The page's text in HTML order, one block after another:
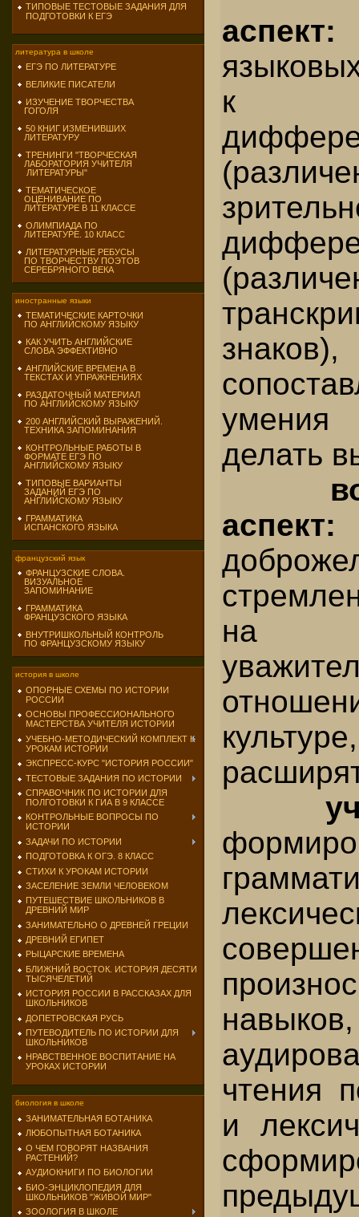
ТИПОВЫЕ ТЕСТОВЫЕ ЗАДАНИЯ ДЛЯ
ПОДГОТОВКИ К ЕГЭ
литература в школе
ЕГЭ ПО ЛИТЕРАТУРЕ
ВЕЛИКИЕ ПИСАТЕЛИ
ИЗУЧЕНИЕ ТВОРЧЕСТВА
ГОГОЛЯ
50 КНИГ ИЗМЕНИВШИХ
ЛИТЕРАТУРУ
ТРЕНИНГИ "ТВОРЧЕСКАЯ
ЛАБОРАТОРИЯ УЧИТЕЛЯ
ЛИТЕРАТУРЫ"
ТЕМАТИЧЕСКОЕ
ОЦЕНИВАНИЕ ПО
ЛИТЕРАТУРЕ В 11 КЛАССЕ
ОЛИМПИАДА ПО
ЛИТЕРАТУРЕ. 10 КЛАСС
ЛИТЕРАТУРНЫЕ РЕБУСЫ
ПО ТВОРЧЕСТВУ ПОЭТОВ
СЕРЕБРЯНОГО ВЕКА
иностранные языки
ТЕМАТИЧЕСКИЕ КАРТОЧКИ
ПО АНГЛИЙСКОМУ ЯЗЫКУ
КАК УЧИТЬ АНГЛИЙСКИЕ
СЛОВА ЭФФЕКТИВНО
АНГЛИЙСКИЕ ВРЕМЕНА В
ТЕКСТАХ И УПРАЖНЕНИЯХ
РАЗДАТОЧНЫЙ МАТЕРИАЛ
ПО АНГЛИЙСКОМУ ЯЗЫКУ
200 АНГЛИЙСКИЙ ВЫРАЖЕНИЙ.
ТЕХНИКА ЗАПОМИНАНИЯ
КОНТРОЛЬНЫЕ РАБОТЫ В
ФОРМАТЕ ЕГЭ ПО
АНГЛИЙСКОМУ ЯЗЫКУ
ТИПОВЫЕ ВАРИАНТЫ
ЗАДАНИЙ ЕГЭ ПО
АНГЛИЙСКОМУ ЯЗЫКУ
ГРАММАТИКА
ИСПАНСКОГО ЯЗЫКА
французский язык
ФРАНЦУЗСКИЕ СЛОВА.
ВИЗУАЛЬНОЕ
ЗАПОМИНАНИЕ
ГРАММАТИКА
ФРАНЦУЗСКОГО ЯЗЫКА
ВНУТРИШКОЛЬНЫЙ КОНТРОЛЬ
ПО ФРАНЦУЗСКОМУ ЯЗЫКУ
история в школе
ОПОРНЫЕ СХЕМЫ ПО ИСТОРИИ
РОССИИ
ОСНОВЫ ПРОФЕССИОНАЛЬНОГО
МАСТЕРСТВА УЧИТЕЛЯ ИСТОРИИ
УЧЕБНО-МЕТОДИЧЕСКИЙ КОМПЛЕКТ К
УРОКАМ ИСТОРИИ
ЭКСПРЕСС-КУРС "ИСТОРИЯ РОССИИ"
ТЕСТОВЫЕ ЗАДАНИЯ ПО ИСТОРИИ
СПРАВОЧНИК ПО ИСТОРИИ ДЛЯ
ПОЛГОТОВКИ К ГИА В 9 КЛАССЕ
КОНТРОЛЬНЫЕ ВОПРОСЫ ПО
ИСТОРИИ
ЗАДАЧИ ПО ИСТОРИИ
ПОДГОТОВКА К ОГЭ. 8 КЛАСС
СТИХИ К УРОКАМ ИСТОРИИ
ЗАСЕЛЕНИЕ ЗЕМЛИ ЧЕЛОВЕКОМ
ПУТЕШЕСТВИЕ ШКОЛЬНИКОВ В
ДРЕВНИЙ МИР
ЗАНИМАТЕЛЬНО О ДРЕВНЕЙ ГРЕЦИИ
ДРЕВНИЙ ЕГИПЕТ
РЫЦАРСКИЕ ВРЕМЕНА
БЛИЖНИЙ ВОСТОК. ИСТОРИЯ ДЕСЯТИ
ТЫСЯЧЕЛЕТИЙ
ИСТОРИЯ РОССИИ В РАССКАЗАХ ДЛЯ
ШКОЛЬНИКОВ
ДОПЕТРОВСКАЯ РУСЬ
ПУТЕВОДИТЕЛЬ ПО ИСТОРИИ ДЛЯ
ШКОЛЬНИКОВ
НРАВСТВЕННОЕ ВОСПИТАНИЕ НА
УРОКАХ ИСТОРИИ
биология в школе
ЗАНИМАТЕЛЬНАЯ БОТАНИКА
ЛЮБОПЫТНАЯ БОТАНИКА
О ЧЕМ ГОВОРЯТ НАЗВАНИЯ
РАСТЕНИЙ?
АУДИОКНИГИ ПО БИОЛОГИИ
БИО-ЭНЦИКЛОПЕДИЯ ДЛЯ
ШКОЛЬНИКОВ "ЖИВОЙ МИР"
ЗООЛОГИЯ В ШКОЛЕ
к
умения
делать
на
чтения
и